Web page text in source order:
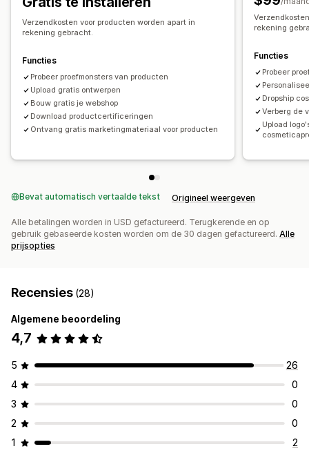
White label Bulkverzending Aangepast verzenden
Milieuvriendelijke verzending
Verzenden naar meerdere adressen
Updates in real time
Totaalprijzen Bestellingen volgen
Verzendkosten voor producten worden apart in
rekening gebracht.
Functies
Probeer proefmonsters van producten
Upload gratis ontwerpen
Bouw gratis je webshop
Download productcertificeringen
Ontvang gratis marketingmateriaal voor producten
rekening
Functies
Probeer
Dropship
Verberg de
Upload
Bevat automatisch vertaalde tekst Origineel weergeven
Alle betalingen worden in USD gefactureerd. Terugkerende en op
gebruik gebaseerde kosten worden om de 30 dagen gefactureerd. Alle
prijsopties
Recensies (28)
Algemene beoordeling
4,7
5
26
4
0
3
0
2
0
1
2